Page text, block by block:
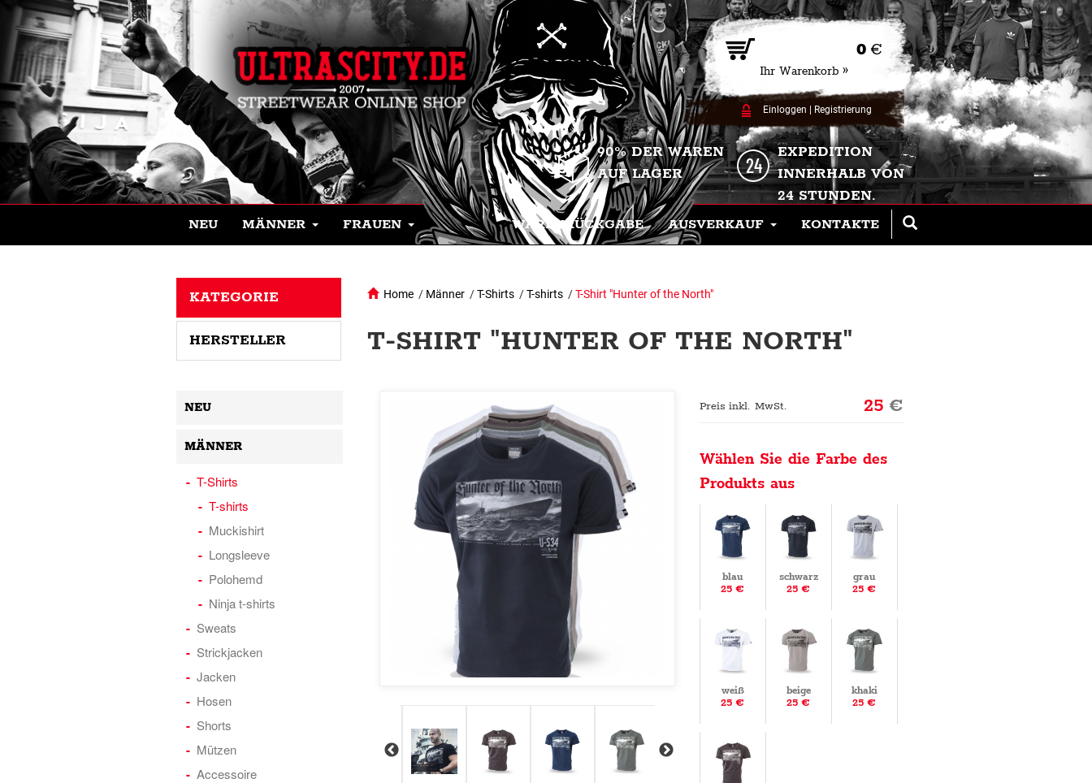
0 €
Ihr Warenkorb »
Einloggen Registrierung
90% DER WAREN
AUF LAGER
EXPEDITION
INNERHALB VON
24 STUNDEN.
NEU MÄNNER FRAUEN WARENRÜCKGABE AUSVERKAUF KONTAKTE
Home / Männer /T-Shirts /T-shirts /T-Shirt "Hunter of the North"
T-SHIRT "HUNTER OF THE NORTH"
Preis inkl. MwSt. 25€
Wählen Sie die Farbe des
Produkts aus
blau
25 €
schwarz
25 €
grau
25 €
weiß
25 €
beige
25 €
khaki
25 €
KATEGORIE
HERSTELLER
NEU
MÄNNER
T-Shirts
T-shirts
Muckishirt
Longsleeve
Polohemd
Ninja t-shirts
Sweats
Strickjacken
Jacken
Hosen
Shorts
Mützen
Accessoire